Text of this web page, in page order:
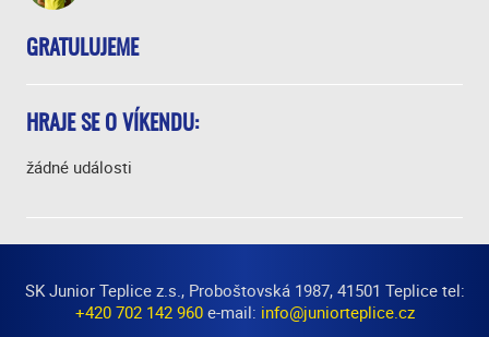
GRATULUJEME
HRAJE SE O VÍKENDU:
žádné události
SK Junior Teplice z.s., Proboštovská 1987, 41501 Teplice tel:
+420 702 142 960e-mail: info@juniorteplice.cz